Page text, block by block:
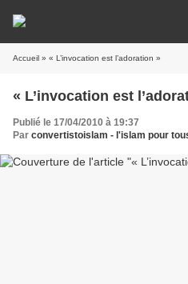
Accueil » « L’invocation est l’adoration »
« L’invocation est
Publié le 17/04/2010 à 19:37
Par convertistoislam - l'islam pour